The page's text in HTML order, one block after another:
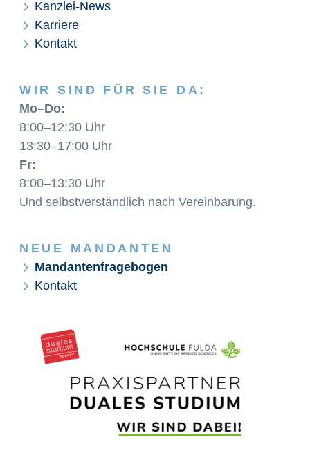
Kanzlei-News
Karriere
Kontakt
WIR SIND FÜR SIE DA:
Mo–Do:
8:00–12:30 Uhr
13:30–17:00 Uhr
Fr:
8:00–13:30 Uhr
Und selbstverständlich nach Vereinbarung.
NEUE MANDANTEN
Mandantenfragebogen
Kontakt